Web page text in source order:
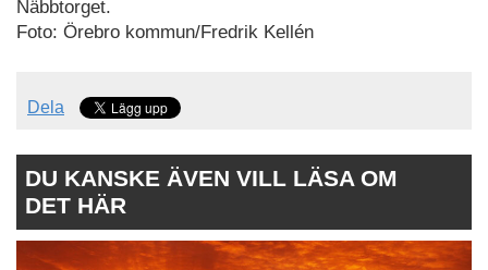
Näbbtorget.
Foto: Örebro kommun/Fredrik Kellén
Dela
DU KANSKE ÄVEN VILL LÄSA OM
DET HÄR